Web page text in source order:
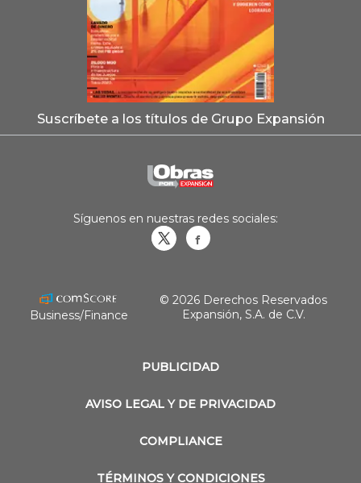
Suscríbete a los títulos de Grupo Expansión
PUBLICIDAD
AVISO LEGAL Y DE PRIVACIDAD
COMPLIANCE
TÉRMINOS Y CONDICIONES
Síguenos en nuestras redes sociales:
Business/Finance
© 2026 Derechos Reservados
Expansión, S.A. de C.V.